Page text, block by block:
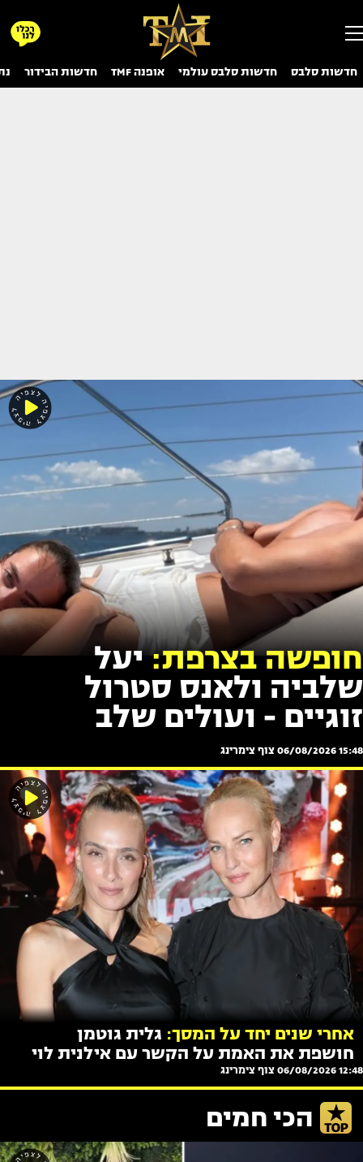
חדשות סלבס חדשות סלבס עולמי אופנה TMF חדשות הבידור
חופשה בצרפת: יעל
שלביה ולאנס סטרול
זוגיים - ועולים שלב
15:48 06/08/2026 צוף צימרינג
אחרי שנים יחד על המסך: גלית גוטמן
חושפת את האמת על הקשר עם אילנית לוי
12:48 06/08/2026 צוף צימרינג
הכי חמים